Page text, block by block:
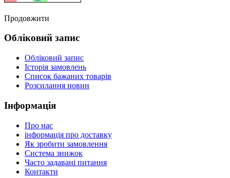
Продовжити
Обліковий запис
Обліковий запис
Історія замовлень
Список бажаних товарів
Розсилання новин
Інформація
Про нас
інформація про доставку
Як зробити замовлення
Система знижок
Часто задавані питання
Контакти